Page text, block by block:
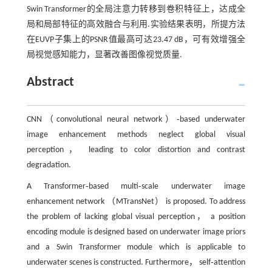
Swin Transformer的全局注意力转移到卷积特征上，达成全
局和局部特征的高效融合与利用.实验结果表明，所提方法
在EUVP子集上的PSNR值最高可达23.47 dB，可有效增强全
局视觉感知能力，显著改善图像视觉质量.
Abstract
CNN（convolutional neural network）‑based underwater
image enhancement methods neglect global visual
perception， leading to color distortion and contrast
degradation.
A Transformer‑based multi‑scale underwater image
enhancement network （MTransNet） is proposed. To address
the problem of lacking global visual perception， a position
encoding module is designed based on underwater image priors
and a Swin Transformer module which is applicable to
underwater scenes is constructed. Furthermore， self‑attention